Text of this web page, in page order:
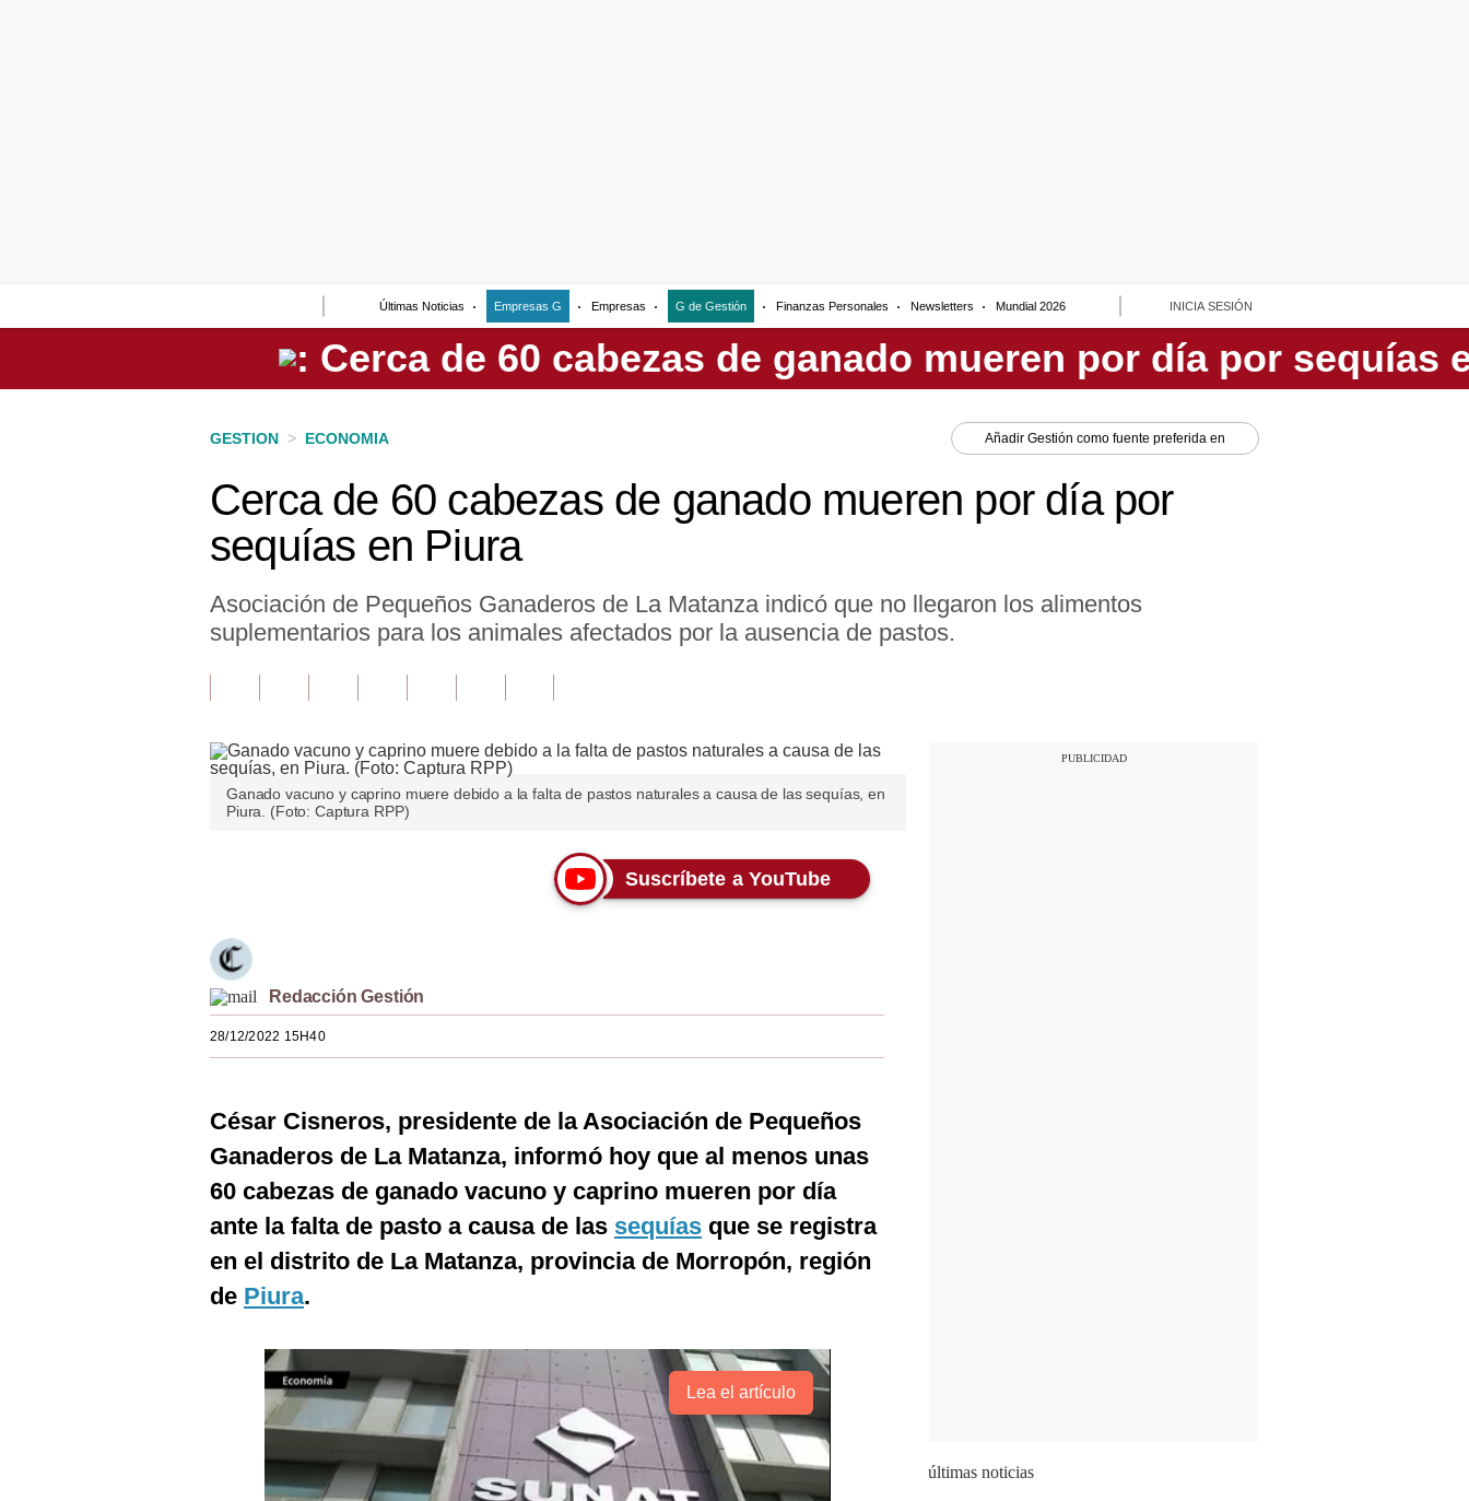
Últimas Noticias Empresas G Empresas G de Gestión Finanzas Personales Newsletters Mundial 2026 INICIA SESIÓN
Perú
GESTION > ECONOMIA Añadir Gestión como fuente preferida en
Cerca de 60 cabezas de ganado mueren por día por
sequías en Piura
Asociación de Pequeños Ganaderos de La Matanza indicó que no llegaron los alimentos
suplementarios para los animales afectados por la ausencia de pastos.
Ganado vacuno y caprino muere debido a la falta de pastos naturales a causa de las sequías, en
Piura. (Foto: Captura RPP)
Suscríbete a YouTube
Redacción Gestión
28/12/2022 15H40
César Cisneros, presidente de la Asociación de Pequeños
Ganaderos de La Matanza, informó hoy que al menos unas
60 cabezas de ganado vacuno y caprino mueren por día
ante la falta de pasto a causa de las sequías que se registra
en el distrito de La Matanza, provincia de Morropón, región
de Piura.
Lea el artículo
últimas noticias